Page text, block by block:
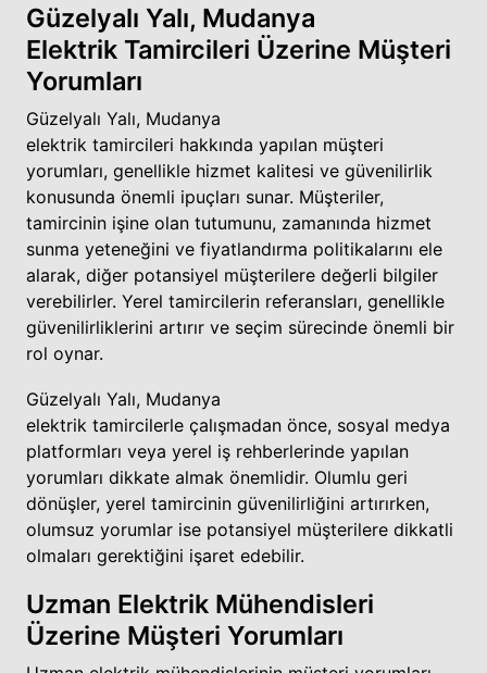
Güzelyalı Yalı, Mudanya
Elektrik Tamircileri Üzerine Müşteri
Yorumları
Güzelyalı Yalı, Mudanya
elektrik tamircileri hakkında yapılan müşteri
yorumları, genellikle hizmet kalitesi ve güvenilirlik
konusunda önemli ipuçları sunar. Müşteriler,
tamircinin işine olan tutumunu, zamanında hizmet
sunma yeteneğini ve fiyatlandırma politikalarını ele
alarak, diğer potansiyel müşterilere değerli bilgiler
verebilirler. Yerel tamircilerin referansları, genellikle
güvenilirliklerini artırır ve seçim sürecinde önemli bir
rol oynar.
Güzelyalı Yalı, Mudanya
elektrik tamircilerle çalışmadan önce, sosyal medya
platformları veya yerel iş rehberlerinde yapılan
yorumları dikkate almak önemlidir. Olumlu geri
dönüşler, yerel tamircinin güvenilirliğini artırırken,
olumsuz yorumlar ise potansiyel müşterilere dikkatli
olmaları gerektiğini işaret edebilir.
Uzman Elektrik Mühendisleri
Üzerine Müşteri Yorumları